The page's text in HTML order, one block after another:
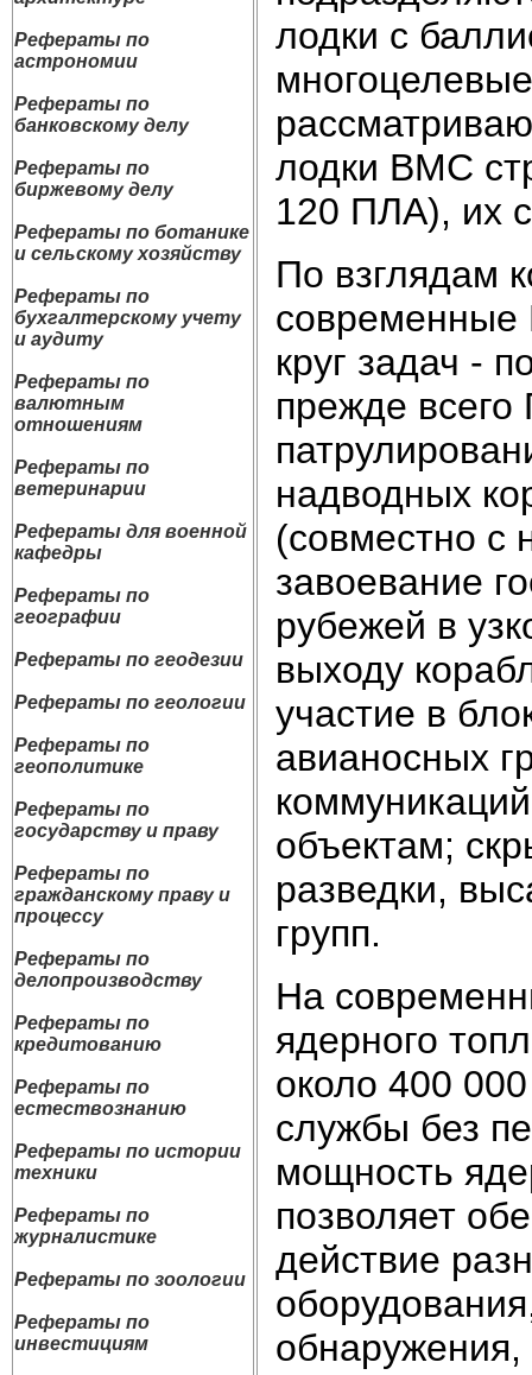
Рефераты по
астрономии
Рефераты по
банковскому делу
Рефераты по
биржевому делу
Рефераты по ботанике
и сельскому хозяйству
Рефераты по
бухгалтерскому учету
и аудиту
Рефераты по
валютным
отношениям
Рефераты по
ветеринарии
Рефераты для военной
кафедры
Рефераты по
географии
Рефераты по геодезии
Рефераты по геологии
Рефераты по
геополитике
Рефераты по
государству и праву
Рефераты по
гражданскому праву и
процессу
Рефераты по
делопроизводству
Рефераты по
кредитованию
Рефераты по
естествознанию
Рефераты по истории
техники
Рефераты по
журналистике
Рефераты по зоологии
Рефераты по
инвестициям
лодки с
лодки ВМС
120 ПЛА), их
По взглядам
круг задач -
прежде
надводных
(совместно с
завоевание
рубежей в
выходу
участие в
авианосных
объектам;
разведки,
групп.
На
ядерного
около 400
службы без
мощность
позволяет
действие
обнаружения,